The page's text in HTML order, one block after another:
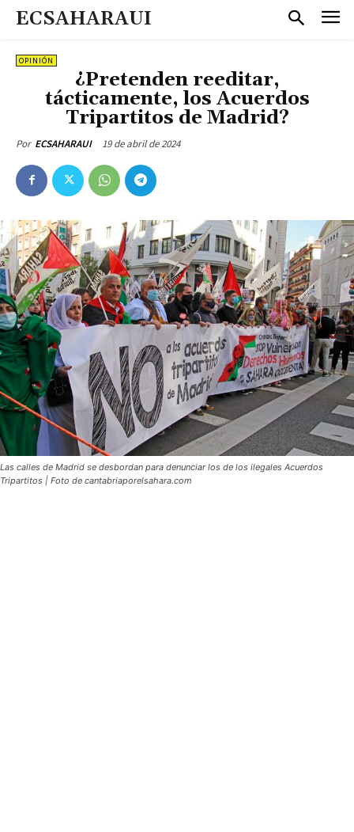
ECSAHARAUI
OPINIÓN
¿Pretenden reeditar,
tácticamente, los Acuerdos
Tripartitos de Madrid?
Por ECSAHARAUI 19 de abril de 2024
Las calles de Madrid se desbordan para denunciar los de los ilegales Acuerdos
Tripartitos | Foto de cantabriaporelsahara.com